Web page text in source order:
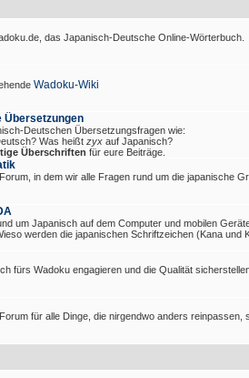
das Japanisch-Deutsche Online-Wörterbuch.
Wadoku-Wiki
Übersetzungen
Deutschen Übersetzungsfragen wie:
Was heißt zyx auf Japanisch?
Überschriften für eure Beiträge.
in dem wir alle Fragen rund um die japanische
um Japanisch auf dem Computer und mobilen
werden die japanischen Schriftzeichen (Kana und
fürs Wadoku engagieren und die Qualität
für alle Dinge, die nirgendwo anders reinpassen,